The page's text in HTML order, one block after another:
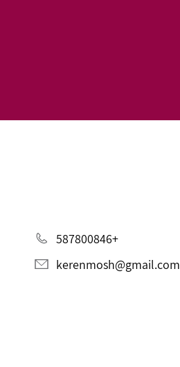
+587800846
kerenmosh@gmail.com